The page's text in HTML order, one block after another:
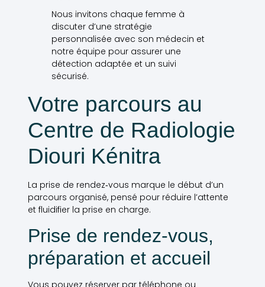
Nous invitons chaque femme à
discuter d’une stratégie
personnalisée avec son médecin et
notre équipe pour assurer une
détection adaptée et un suivi
sécurisé.
Votre parcours au
Centre de Radiologie
Diouri Kénitra
La prise de rendez‑vous marque le début d’un
parcours organisé, pensé pour réduire l’attente
et fluidifier la prise en charge.
Prise de rendez‑vous,
préparation et accueil